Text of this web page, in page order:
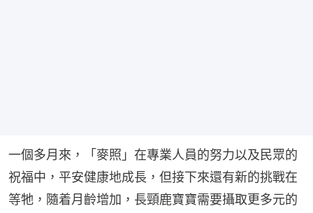
一個多月來，「麥照」在專業人員的努力以及民眾的
祝福中，平安健康地成長，但接下來還有新的挑戰在
等牠，隨着月齡增加，長頸鹿寶寶需要攝取更多元的